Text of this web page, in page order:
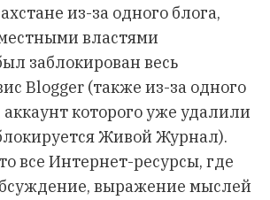
из-за одного блога,
властями
заблокирован весь
Blogger (также из-за одного
аккаунт которого уже удалили
Живой Журнал).
все Интернет-ресурсы, где
выражение мыслей